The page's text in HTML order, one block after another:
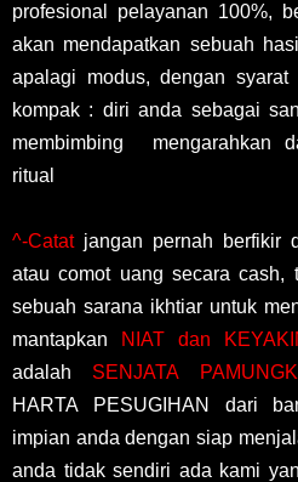
profesional pelayanan 100%,
akan mendapatkan sebuah
apalagi modus, dengan
kompak : diri anda sebagai
membimbing mengarahkan
ritual
^-Catatjangan pernah berfikir
atau comot uang secara
sebuah sarana ikhtiar untuk
mantapkan
NIAT dan
adalah SENJATA
HARTA PESUGIHAN dari
impian anda dengan siap
anda tidak sendiri ada kami